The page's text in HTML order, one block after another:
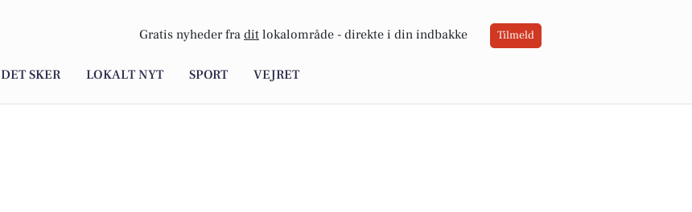
Gratis nyheder fra dit lokalområde - direkte i din indbakke Tilmeld
DET SKER LOKALT NYT SPORT VEJRET